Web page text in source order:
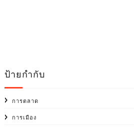
ป้ายกำกับ
การตลาด
การเมือง